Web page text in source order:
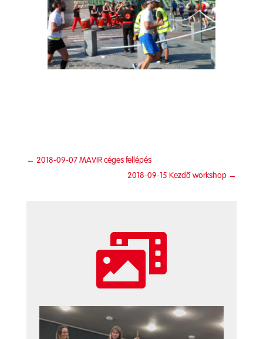
← 2018-09-07 MAVIR céges fellépés
2018-09-15 Kezdő workshop →
